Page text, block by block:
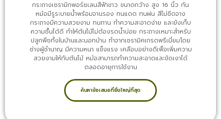
กระถางเซรามิกพอร์ซเลนสีฟ้าขาว ขนาดกว้าง สูง 16 นิ้ว ก้น
หม้อมีรูระบายน้ำพร้อมจานรอง ทนแดด ทนฝน สีไม่ซีดจาง
กระถางมีความสวยงาม ทนทาน ทำความสะอาดง่าย และยังเก็บ
ความชื้นได้ดี ทำให้ต้นไม้ไม่ต้องรดน้ำบ่อย กระถางเหมาะสำหรับ
ปลูกพืชทั้งในบ้านและนอกบ้าน ทำจากเซรามิคเกรดพรีเมี่ยมโดย
ช่างผู้ชำนาญ มีความหนา แข็งแรง เคลือบอย่างดีเพื่อเพิ่มความ
สวยงามให้กับต้นไม้ หม้อสามารถทำความสะอาดและขัดเงาได้
ตลอดอายุการใช้งาน
ค้นหาข้อเสนอที่ยิ่งใหญ่ที่สุด